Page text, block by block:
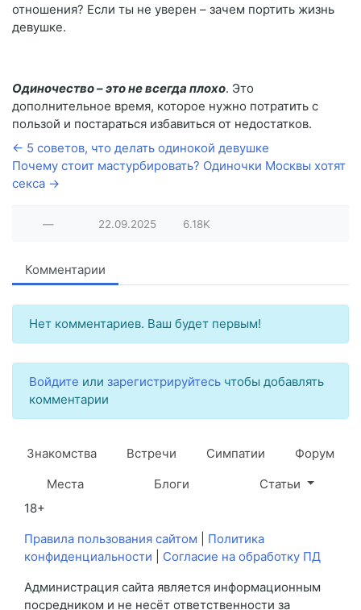
отношения? Если ты не уверен – зачем портить жизнь
девушке.
Одиночество – это не всегда плохо. Это
дополнительное время, которое нужно потратить с
пользой и постараться избавиться от недостатков.
← 5 советов, что делать одинокой девушке
Почему стоит мастурбировать? Одиночки Москвы хотят
секса →
— 22.09.2025 6.18K
Комментарии
Нет комментариев. Ваш будет первым!
Войдите или зарегистрируйтесь чтобы добавлять
комментарии
Знакомства Встречи Симпатии
Форум
Места
Блоги
Статьи
18+
Правила пользования сайтом
Политика
конфиденциальности
Согласие на обработку ПД
Администрация сайта является информационным
посредником и не несёт ответственности за